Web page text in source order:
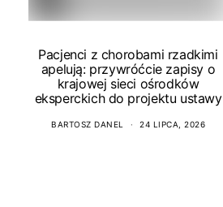
Pacjenci z chorobami rzadkimi
apelują: przywróćcie zapisy o
krajowej sieci ośrodków
eksperckich do projektu ustawy
BARTOSZ DANEL 24 LIPCA, 2026